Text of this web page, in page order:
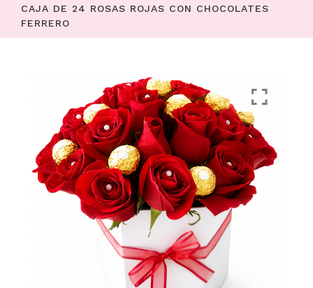
CAJA DE 24 ROSAS ROJAS CON CHOCOLATES
FERRERO